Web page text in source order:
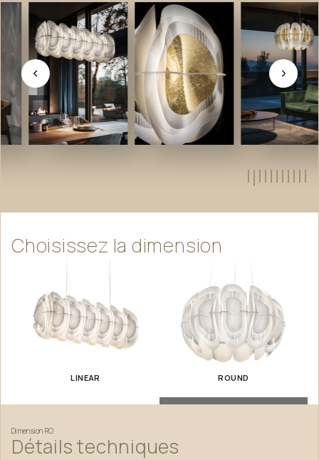
Choisissez la dimension
LINEAR ROUND
Dimension RO
Détails techniques